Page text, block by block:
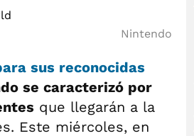
Nintendo
sus reconocidas
se caracterizó por
que llegarán a la
Este miércoles, en